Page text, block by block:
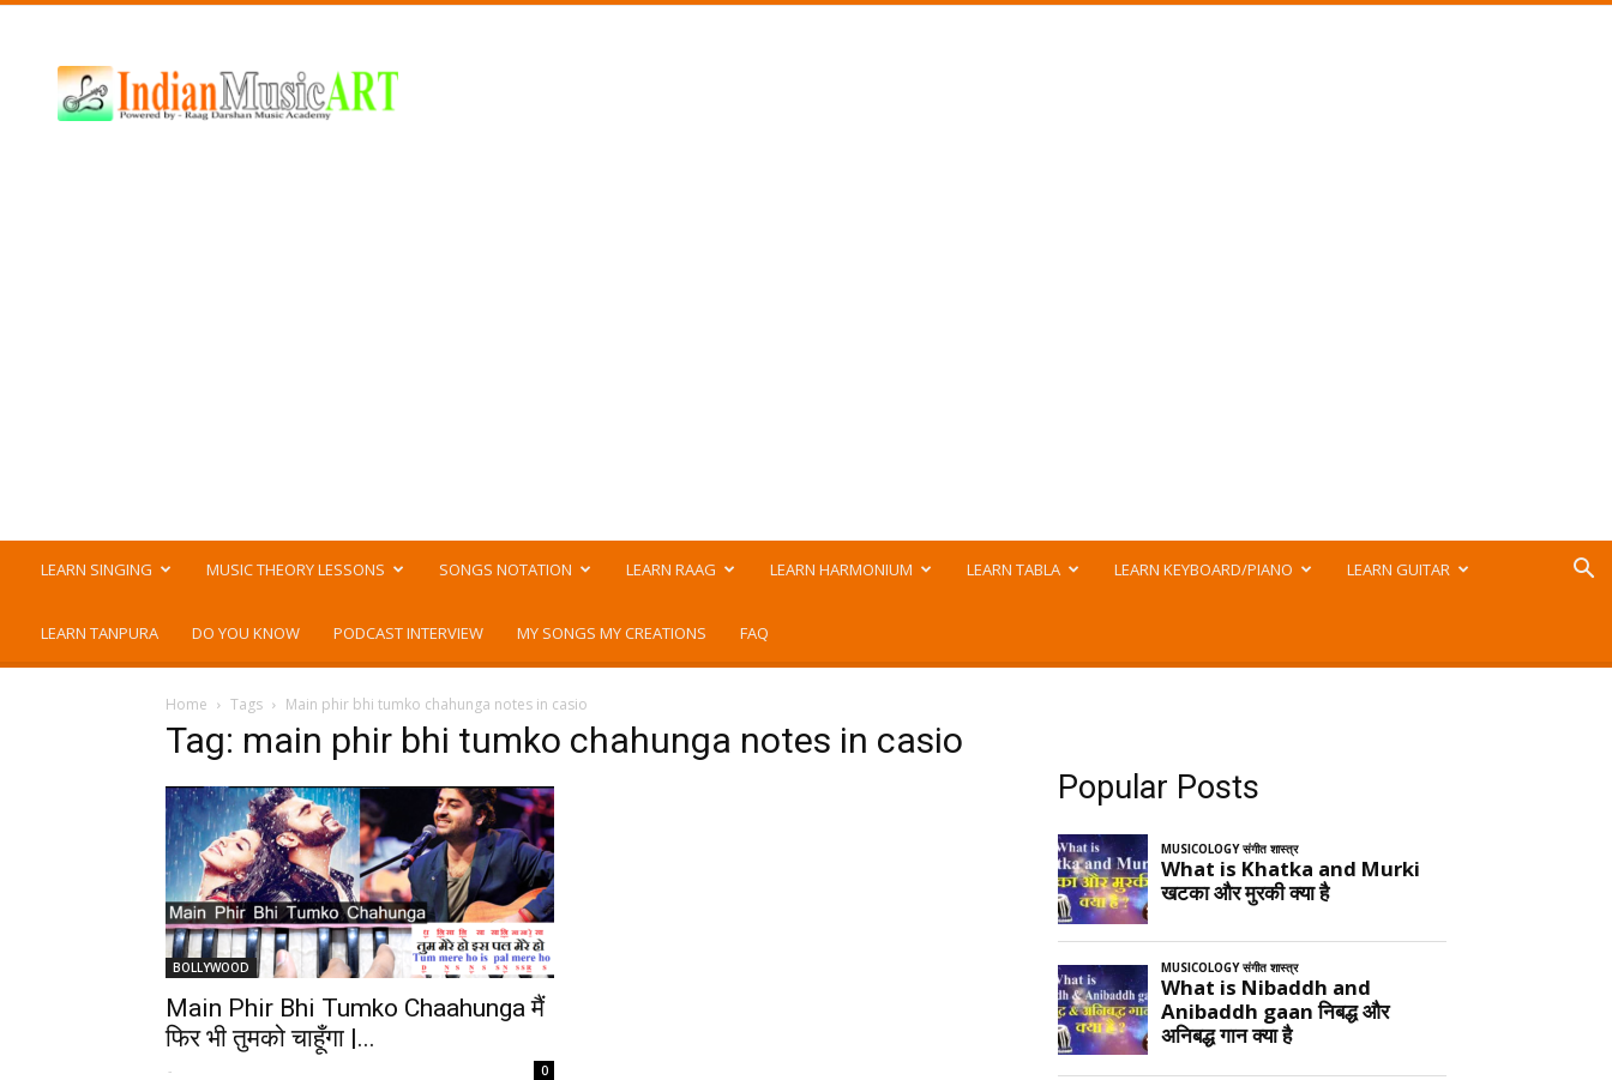
Music
ART
LEARN SINGING MUSIC THEORY LESSONS SONGS NOTATION LEARN RAAG LEARN HARMONIUM LEARN TABLA LEARN KEYBOARD/PIANO LEARN GUITAR
LEARN TANPURA DO YOU KNOW PODCAST INTERVIEW MY SONGS MY CREATIONS FAQ
Home Tags Main phir bhi tumko chahunga notes in casio
Tag: main phir bhi tumko chahunga notes in casio
BOLLYWOOD
Main Phir Bhi Tumko Chaahunga मैं
फिर भी तुमको चाहूँगा |...
- 0
Popular Posts